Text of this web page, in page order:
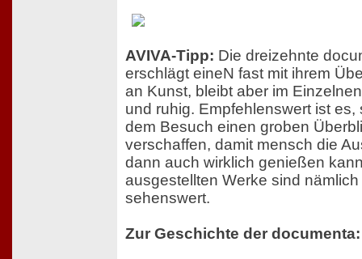
AVIVA-Tipp: Die dreizehnte
erschlägt eineN fast mit ihrem
an Kunst, bleibt aber im
und ruhig. Empfehlenswert ist es,
dem Besuch einen groben
verschaffen, damit mensch die
dann auch wirklich genießen
ausgestellten Werke sind
sehenswert.
Zur Geschichte der documenta: